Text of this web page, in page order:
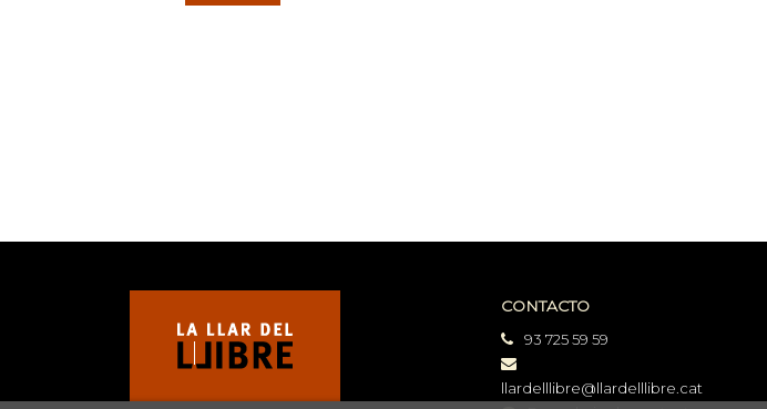
CONTACTO
93 725 59 59
llardelllibre@llardelllibre.cat